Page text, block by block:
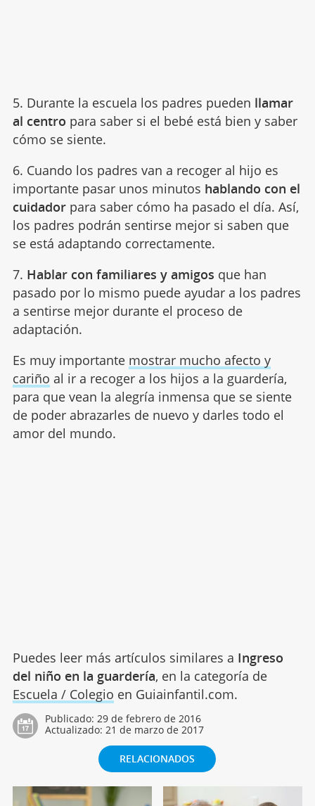
5. Durante la escuela los padres pueden llamar
al centro para saber si el bebé está bien y saber
cómo se siente.
6. Cuando los padres van a recoger al hijo es
importante pasar unos minutos hablando con el
cuidadorpara saber cómo ha pasado el día. Así,
los padres podrán sentirse mejor si saben que
se está adaptando correctamente.
7. Hablar con familiares y amigos que han
pasado por lo mismo puede ayudar a los padres
a sentirse mejor durante el proceso de
adaptación.
Es muy importante mostrar mucho afecto y
cariño al ir a recoger a los hijos a la guardería,
para que vean la alegría inmensa que se siente
de poder abrazarles de nuevo y darles todo el
amor del mundo.
Puedes leer más artículos similares a Ingreso
del niño en la guardería, en la categoría de
Escuela / Colegio en Guiainfantil.com.
Publicado: 29 de febrero de 2016
Actualizado: 21 de marzo de 2017
RELACIONADOS